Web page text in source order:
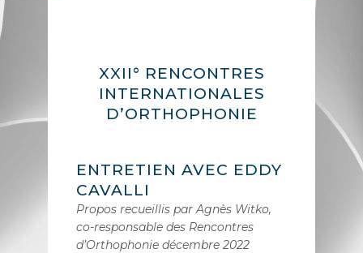
XXII° RENCONTRES
INTERNATIONALES
D’ORTHOPHONIE
ENTRETIEN AVEC EDDY
CAVALLI
Propos recueillis par Agnès Witko,
co-responsable des Rencontres
d’Orthophonie décembre 2022